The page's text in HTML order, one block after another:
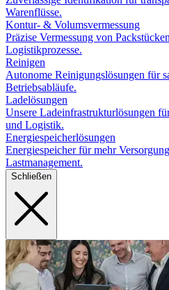
Warenflüsse.
Kontur- & Volumsvermessung
Präzise Vermessung von
Logistikprozesse.
Reinigen
Autonome Reinigungslösungen für
Betriebsabläufe.
Ladelösungen
Unsere Ladeinfrastrukturlösungen
und Logistik.
Energiespeicherlösungen
Energiespeicher für mehr
Lastmanagement.
Schließen